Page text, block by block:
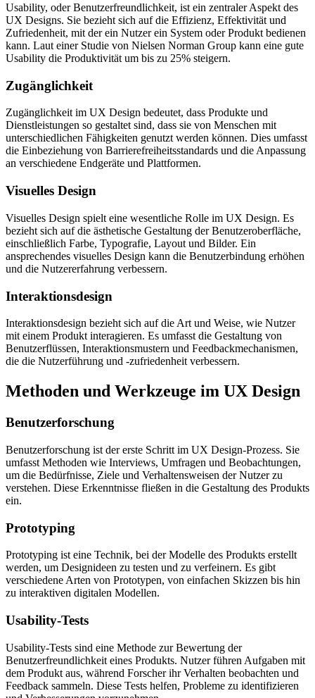
Usability, oder Benutzerfreundlichkeit, ist ein zentraler Aspekt des
UX Designs. Sie bezieht sich auf die Effizienz, Effektivität und
Zufriedenheit, mit der ein Nutzer ein System oder Produkt bedienen
kann. Laut einer Studie von Nielsen Norman Group kann eine gute
Usability die Produktivität um bis zu 25% steigern.
Zugänglichkeit
Zugänglichkeit im UX Design bedeutet, dass Produkte und
Dienstleistungen so gestaltet sind, dass sie von Menschen mit
unterschiedlichen Fähigkeiten genutzt werden können. Dies umfasst
die Einbeziehung von Barrierefreiheitsstandards und die Anpassung
an verschiedene Endgeräte und Plattformen.
Visuelles Design
Visuelles Design spielt eine wesentliche Rolle im UX Design. Es
bezieht sich auf die ästhetische Gestaltung der Benutzeroberfläche,
einschließlich Farbe, Typografie, Layout und Bilder. Ein
ansprechendes visuelles Design kann die Benutzerbindung erhöhen
und die Nutzererfahrung verbessern.
Interaktionsdesign
Interaktionsdesign bezieht sich auf die Art und Weise, wie Nutzer
mit einem Produkt interagieren. Es umfasst die Gestaltung von
Benutzerflüssen, Interaktionsmustern und Feedbackmechanismen,
die die Nutzerführung und -zufriedenheit verbessern.
Methoden und Werkzeuge im UX Design
Benutzerforschung
Benutzerforschung ist der erste Schritt im UX Design-Prozess. Sie
umfasst Methoden wie Interviews, Umfragen und Beobachtungen,
um die Bedürfnisse, Ziele und Verhaltensweisen der Nutzer zu
verstehen. Diese Erkenntnisse fließen in die Gestaltung des Produkts
ein.
Prototyping
Prototyping ist eine Technik, bei der Modelle des Produkts erstellt
werden, um Designideen zu testen und zu verfeinern. Es gibt
verschiedene Arten von Prototypen, von einfachen Skizzen bis hin
zu interaktiven digitalen Modellen.
Usability-Tests
Usability-Tests sind eine Methode zur Bewertung der
Benutzerfreundlichkeit eines Produkts. Nutzer führen Aufgaben mit
dem Produkt aus, während Forscher ihr Verhalten beobachten und
Feedback sammeln. Diese Tests helfen, Probleme zu identifizieren